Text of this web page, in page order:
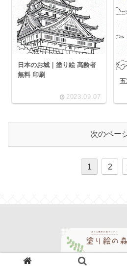
日本のお城｜塗り絵 高齢者
無料 印刷
2023.09.07
次のペー
1 2
© 2023 塗り絵